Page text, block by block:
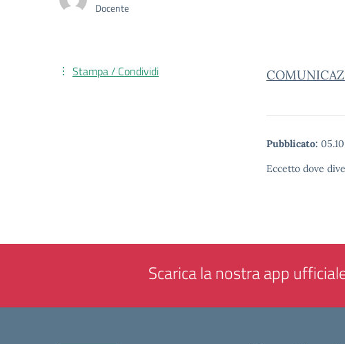
Docente
Pubblicato:
Eccetto dove
Stampa / Condividi
Scarica la nostra app